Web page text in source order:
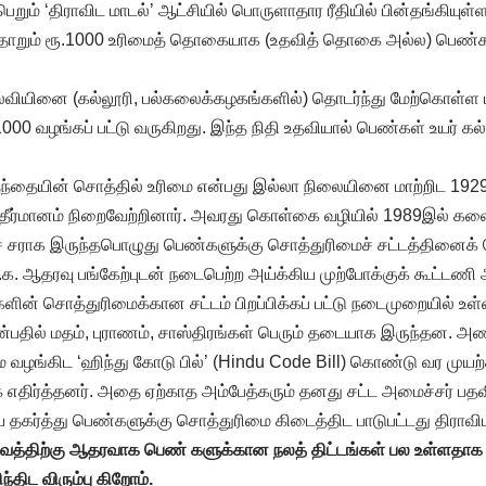
‘திராவிட மாடல்’ ஆட்சியில் பொருளாதார ரீதியில்
ரூ.1000 உரிமைத் தொகையாக (உதவித் தொகை அல்ல)
(கல்லூரி, பல்கலைக்கழகங்களில்) தொடர்ந்து மேற்கொள்ள
வழங்கப் பட்டு வருகிறது. இந்த நிதி உதவியால் பெண்கள் உயர்
சொத்தில் உரிமை என்பது இல்லா நிலையினை மாற்றிட
தீர்மானம் நிறைவேற்றினார். அவரது கொள்கை வழியில் 1989இல்
சராக இருந்தபொழுது பெண்களுக்கு சொத்துரிமைச்
ஆதரவு பங்கேற்புடன் நடைபெற்ற அய்க்கிய முற்போக்குக் கூட்டணி
சொத்துரிமைக்கான சட்டம் பிறப்பிக்கப் பட்டு நடைமுறையில்
மதம், புராணம், சாஸ்திரங்கள் பெரும் தடையாக இருந்தன.
‘ஹிந்து கோடு பில்’ (Hindu Code Bill) கொண்டு வர
அதை ஏற்காத அம்பேத்கரும் தனது சட்ட அமைச்சர்
பெண்களுக்கு சொத்துரிமை கிடைத்திட பாடுபட்டது
ஆதரவாக பெண் களுக்கான நலத் திட்டங்கள் பல
விரும்பு கிறோம்.